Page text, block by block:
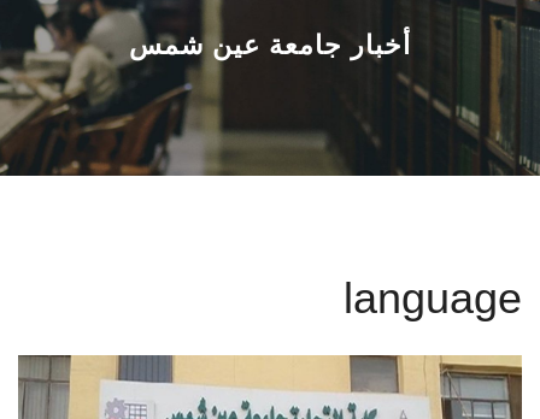
القطاعـات
الشئون الأكاديمية
البحث العلمي
الأنظمة الذكية
أخبار جامعة عين شمس
language